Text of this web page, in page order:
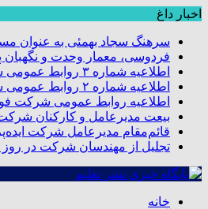
اخبار داغ
سرهنگ سجاد بهمئی به عنوان
فردوسی، معمار وحدت و نگهبان
اطلاعیه شماره ۳ روابط عمومی شرکت فولاد خوزستان
اطلاعیه شماره ۲ روابط عمومی شرکت فولاد خوزستان
اطلاعیه روابط عمومی شرکت
بیعت مدیرعامل و کارکنان شرکت
قائم‌مقام مدیرعامل شرکت
تجلیل از مهندسان شرکت در
خانه